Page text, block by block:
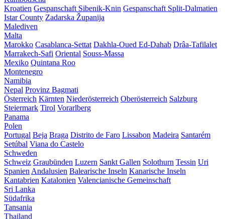
Kroatien Gespanschaft Sibenik-Knin Gespanschaft Split-Dalmatien
Istar County Zadarska Županija
Malediven
Malta
Marokko Casablanca-Settat Dakhla-Oued Ed-Dahab Drâa-Tafilalet
Marrakech-Safi Oriental Souss-Massa
Mexiko Quintana Roo
Montenegro
Namibia
Nepal Provinz Bagmati
Österreich Kärnten Niederösterreich Oberösterreich Salzburg
Steiermark Tirol Vorarlberg
Panama
Polen
Portugal Beja Braga Distrito de Faro Lissabon Madeira Santarém
Setúbal Viana do Castelo
Schweden
Schweiz Graubünden Luzern Sankt Gallen Solothurn Tessin Uri
Spanien Andalusien Balearische Inseln Kanarische Inseln
Kantabrien Katalonien Valencianische Gemeinschaft
Sri Lanka
Südafrika
Tansania
Thailand